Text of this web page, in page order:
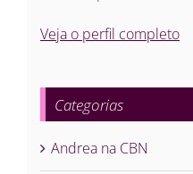
Veja o perfil completo
Categorias
Andrea na CBN